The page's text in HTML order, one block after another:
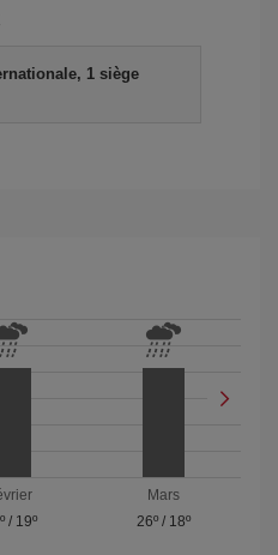
1 siège
/ 19º
Mars
26º / 18º